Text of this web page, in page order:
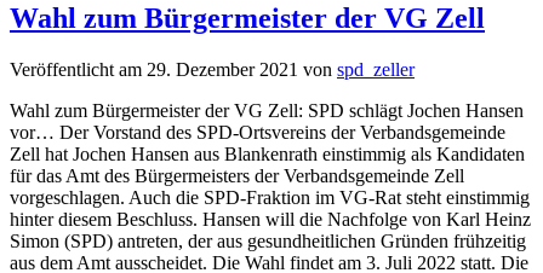
Wahl zum Bürgermeister der VG Zell
Veröffentlicht am 29. Dezember 2021 von spd_zeller
Wahl zum Bürgermeister der VG Zell: SPD schlägt Jochen Hansen
vor… Der Vorstand des SPD-Ortsvereins der Verbandsgemeinde
Zell hat Jochen Hansen aus Blankenrath einstimmig als Kandidaten
für das Amt des Bürgermeisters der Verbandsgemeinde Zell
vorgeschlagen. Auch die SPD-Fraktion im VG-Rat steht einstimmig
hinter diesem Beschluss. Hansen will die Nachfolge von Karl Heinz
Simon (SPD) antreten, der aus gesundheitlichen Gründen frühzeitig
aus dem Amt ausscheidet. Die Wahl findet am 3. Juli 2022 statt. Die